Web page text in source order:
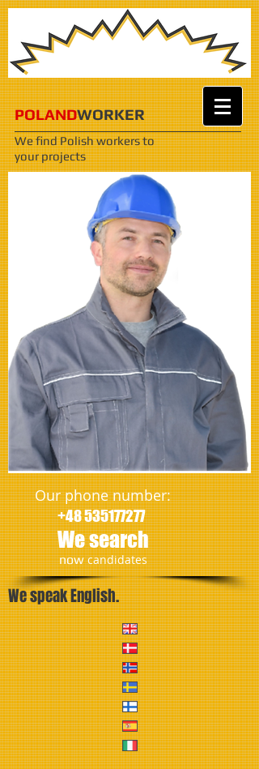
POLANDWORKER
We find Polish workersto
your projects
Our phone number:
+48 535177277
We search
​nowcandidates
We speak English.